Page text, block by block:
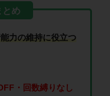
力の維持に役立つ
・回数縛りなし